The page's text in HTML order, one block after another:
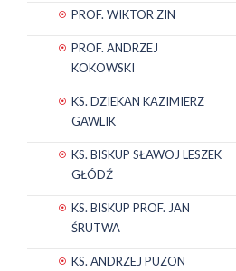
PROF. WIKTOR ZIN
PROF. ANDRZEJ
KOKOWSKI
KS. DZIEKAN KAZIMIERZ
GAWLIK
KS. BISKUP SŁAWOJ LESZEK
GŁÓDŹ
KS. BISKUP PROF. JAN
ŚRUTWA
KS. ANDRZEJ PUZON